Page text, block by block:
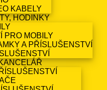
KABELY
HODINKY
PRO MOBILY
A PŘÍSLUŠENSTVÍ